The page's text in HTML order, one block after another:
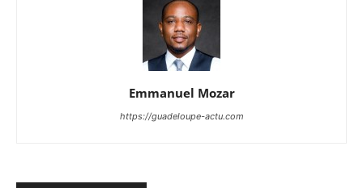
Emmanuel Mozar
https://guadeloupe-actu.com